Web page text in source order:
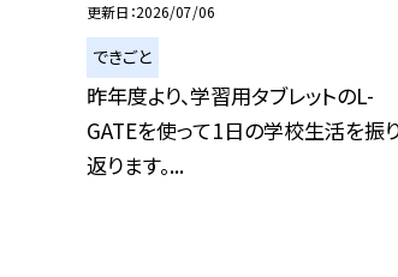
更新日 2026/07/06
できごと
昨年度より、学習用タブレットのL-
GATEを使って1日の学校生活を振
返ります。...